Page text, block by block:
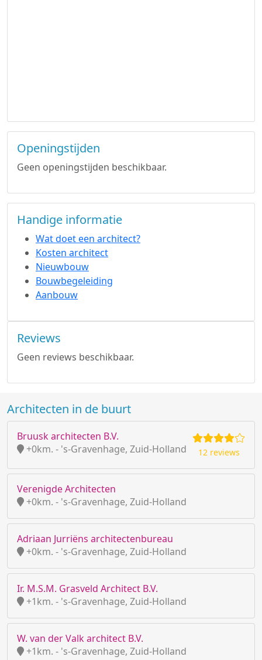
Openingstijden
Geen openingstijden beschikbaar.
Handige informatie
Wat doet een architect?
Kosten architect
Nieuwbouw
Bouwbegeleiding
Aanbouw
Reviews
Geen reviews beschikbaar.
Architecten in de buurt
Bruusk architecten B.V.
+0km. - 's-Gravenhage, Zuid-Holland
12 reviews
Verenigde Architecten
+0km. - 's-Gravenhage, Zuid-Holland
Adriaan Jurriëns architectenbureau
+0km. - 's-Gravenhage, Zuid-Holland
Ir. M.S.M. Grasveld Architect B.V.
+1km. - 's-Gravenhage, Zuid-Holland
W. van der Valk architect B.V.
+1km. - 's-Gravenhage, Zuid-Holland